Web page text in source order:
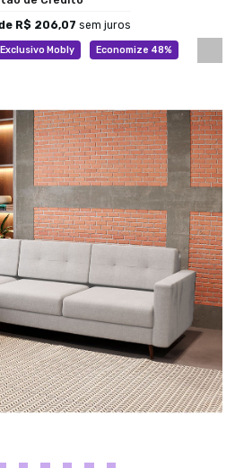
Exclusivo Mobly Economize 48%
R$ 206,07 sem juros